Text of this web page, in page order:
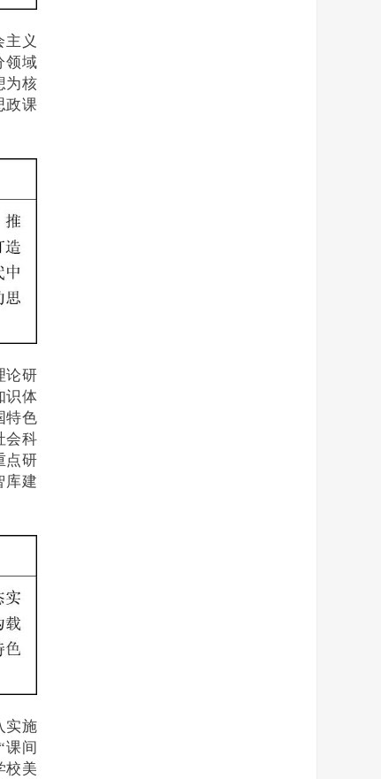
义
领域
为核
政课
论研
识体
特色
会科
点研
库建
实施
课间
校美